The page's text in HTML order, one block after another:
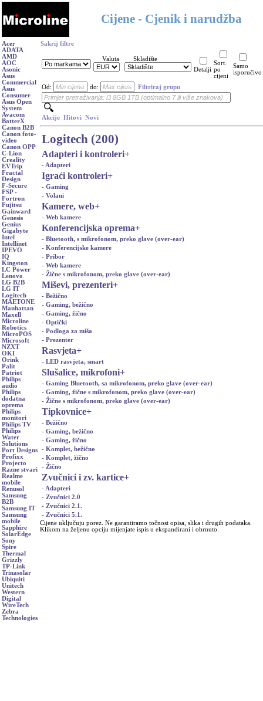
Cijene - Cjenik i narudžba
Acer
ADATA
AMD
AOC
Asonic
Asus
Commercial
Asus
Consumer
Asus Open
System
Avacom
BatterX
Canon B2B
Canon foto-
video
Canon OPP
C-Lion
Creality
EVTrip
Fractal
Design
F-Secure
FSP -
Fortron
Fujitsu
Gainward
Genesis
Genius
Gigabyte
Intel
Intellinet
IPEVO
IQ
Kingston
LC Power
Lenovo
LG B2B
LG IT
Logitech
MAETONE
Manhattan
Maxell
Microline
Robotics
MicroPOS
Microsoft
NZXT
OKI
Orink
Palit
Patriot
Philips
audio
Philips
dodatna
oprema
Philips
monitori
Philips TV
Philips
Water
Solutions
Port Designs
Profixx
Projecto
Razne stvari
Realme
mobile
Renusol
Samsung
B2B
Samsung IT
Samsung
mobile
Sapphire
SolarEdge
Sony
Spire
Thermal
Grizzly
TP-Link
Trinasolar
Ubiquiti
Unitech
Western
Digital
WireTech
Zebra
Technologies
Sakrij filtre
Valuta
Skladište
Detalji
Sort.
po
cijeni
Samo
isporučivo
Od: do: Filtriraj grupu
Akcije Hitovi Novi
Logitech (200)
Adapteri i kontroleri+
- Adapteri
Igraći kontroleri+
- Gaming
- Volani
Kamere, web+
- Web kamere
Konferencijska oprema+
- Bluetooth, s mikrofonom, preko glave (over-ear)
- Konferencijske kamere
- Pribor
- Web kamere
- Žične s mikrofonom, preko glave (over-ear)
Miševi, prezenteri+
- Bežično
- Gaming, bežično
- Gaming, žično
- Optički
- Podloga za miša
- Prezenter
Rasvjeta+
- LED rasvjeta, smart
Slušalice, mikrofoni+
- Gaming Bluetooth, sa mikrofonom, preko glave (over-ear)
- Gaming, žične s mikrofonom, preko glave (over-ear)
- Žične s mikrofonom, preko glave (over-ear)
Tipkovnice+
- Bežično
- Gaming, bežično
- Gaming, žično
- Komplet, bežično
- Komplet, žično
- Žično
Zvučnici i zv. kartice+
- Adapteri
- Zvučnici 2.0
- Zvučnici 2.1.
- Zvučnici 5.1.
Cijene uključuju porez. Ne garantiramo točnost opisa, slika i drugih podataka.
Klikom na željenu opciju mijenjate ispis u ekspandirani i obrnuto.